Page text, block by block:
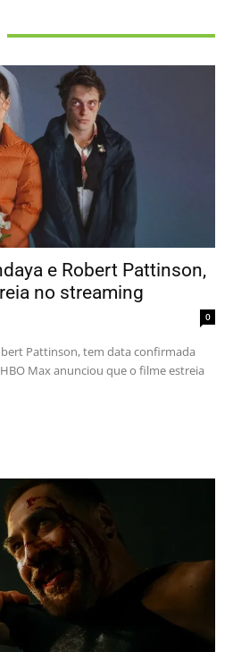
e Robert Pattinson,
no streaming
0
Pattinson, tem data confirmada
Max anunciou que o filme estreia